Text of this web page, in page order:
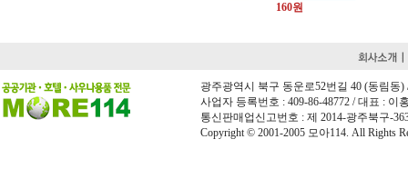
160원
광주광역시 북구 동운로52번길 40 (동림동)
사업자 등록번호 : 409-86-48772 / 대표 : 이
통신판매업신고번호 : 제 2014-광주북구-
Copyright © 2001-2005 모아114. All Rights